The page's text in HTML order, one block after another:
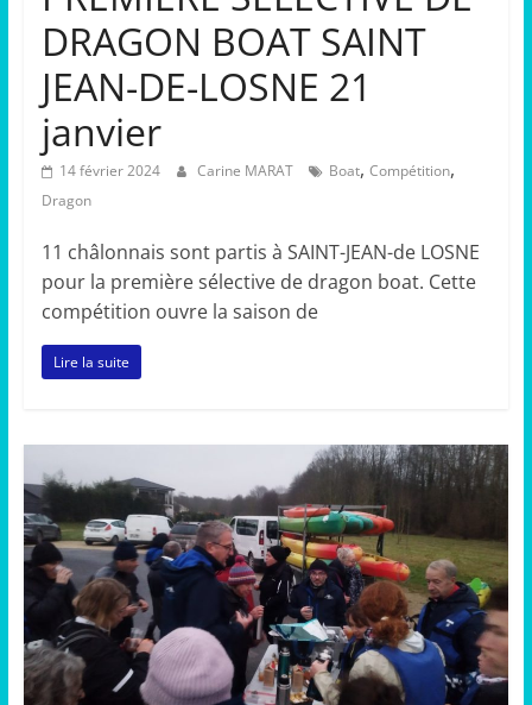
DRAGON BOAT SAINT
JEAN-DE-LOSNE 21
janvier
14 février 2024 Carine MARAT Boat, Compétition,
Dragon
11 châlonnais sont partis à SAINT-JEAN-de LOSNE
pour la première sélective de dragon boat. Cette
compétition ouvre la saison de
Lire la suite